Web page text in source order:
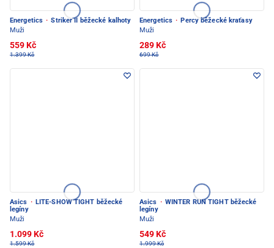
Energetics · Striker II běžecké kalhoty
Muži
559 Kč
1.399 Kč
Energetics · Percy běžecké kraťasy
Muži
289 Kč
699 Kč
Asics · LITE-SHOW TIGHT běžecké
legíny
Muži
1.099 Kč
1.599 Kč
Asics · WINTER RUN TIGHT běžecké
legíny
Muži
549 Kč
1.999 Kč